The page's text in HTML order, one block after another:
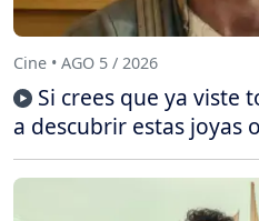
Cine • AGO 5 / 2026
Si crees que ya viste
a descubrir estas joyas